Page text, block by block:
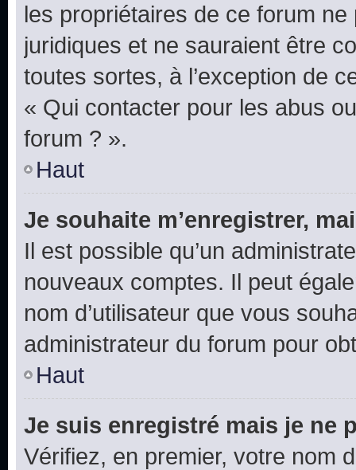
les propriétaires de ce forum
juridiques et ne sauraient être
toutes sortes, à l’exception de
« Qui contacter pour les abus
forum ? ».
Haut
Je souhaite m’enregistrer,
Il est possible qu’un
nouveaux comptes. Il peut
nom d’utilisateur que vous
administrateur du forum pour
Haut
Je suis enregistré mais je ne
Vérifiez, en premier, votre nom